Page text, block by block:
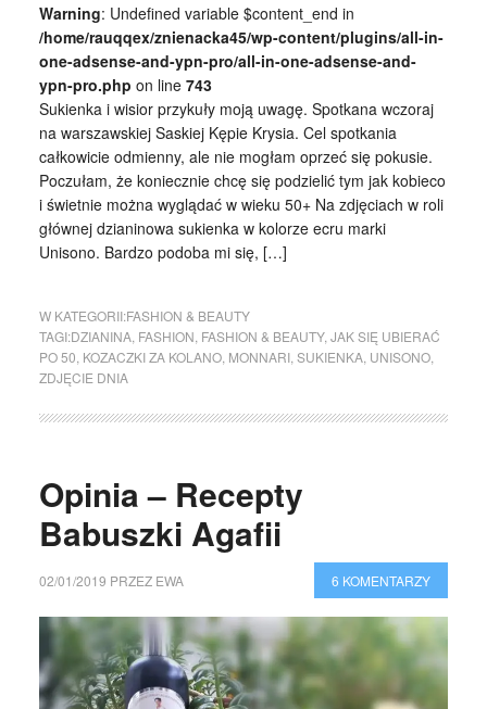
Warning: Undefined variable $content_end in
/home/rauqqex/znienacka45/wp-content/plugins/all-in-
one-adsense-and-ypn-pro/all-in-one-adsense-and-
ypn-pro.php on line 743
Sukienka i wisior przykuły moją uwagę. Spotkana wczoraj
na warszawskiej Saskiej Kępie Krysia. Cel spotkania
całkowicie odmienny, ale nie mogłam oprzeć się pokusie.
Poczułam, że koniecznie chcę się podzielić tym jak kobieco
i świetnie można wyglądać w wieku 50+ Na zdjęciach w roli
głównej dzianinowa sukienka w kolorze ecru marki
Unisono. Bardzo podoba mi się, […]
W KATEGORII:FASHION & BEAUTY
TAGI:DZIANINA, FASHION FASHION & BEAUTY, JAK SIĘ UBIERAĆ
PO 50 KOZACZKI ZA KOLANO, MONNARI, SUKIENKA, UNISONO,
ZDJĘCIE DNIA
Opinia – Recepty
Babuszki Agafii
02/01/2019 PRZEZ EWA 6 KOMENTARZY